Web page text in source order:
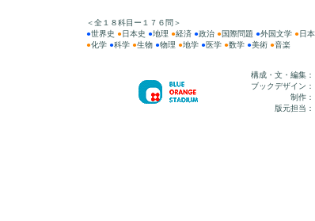
＜全１８科目ー１７６問＞
●世界史 ●日本史 ●地理 ●経済 ●政治 ●国際問題 ●外国文学 ●日
●化学 ●科学 ●生物 ●物理 ●地学 ●医学 ●数学 ●美術 ●音楽
構成・文・編集：
ブックデザイン：
制作：
版元担当：